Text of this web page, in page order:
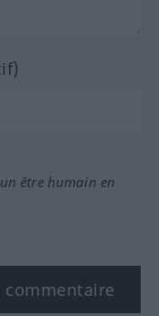
être humain en
commentaire